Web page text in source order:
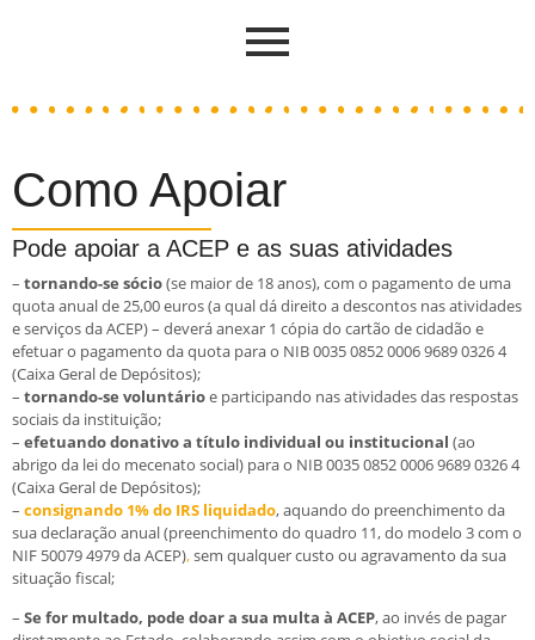
Como Apoiar
Pode apoiar a ACEP e as suas atividades
– tornando-se sócio(se maior de 18 anos), com o pagamento de uma
quota anual de 25,00 euros (a qual dá direito a descontos nas atividades
e serviços da ACEP) – deverá anexar 1 cópia do cartão de cidadão e
efetuar o pagamento da quota para o NIB 0035 0852 0006 9689 0326 4
(Caixa Geral de Depósitos);
– tornando-se voluntárioe participando nas atividades das respostas
sociais da instituição;
– efetuando donativo a título individual ou institucional (ao
abrigo da lei do mecenato social) para o NIB 0035 0852 0006 9689 0326 4
(Caixa Geral de Depósitos);
– consignando 1% do IRS liquidado, aquando do preenchimento da
sua declaração anual (preenchimento do quadro 11, do modelo 3 com o
NIF 50079 4979 da ACEP),sem qualquer custo ou agravamento da sua
situação fiscal;
– Se for multado, pode doar a sua multa à ACEP, ao invés de pagar